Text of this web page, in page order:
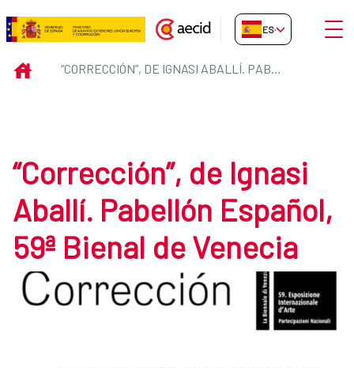
Saltar al contenido principal
“Corrección”, de Ignasi Aballí.
ES-ES Abrir
INICIO “CORRECCIÓN”, DE IGNASI ABALLÍ. PABELLÓN ESPAÑOL, 59ª BIENAL DE VENECIA
“Corrección”, de Ignasi
Aballí. Pabellón Español,
59ª Bienal de Venecia